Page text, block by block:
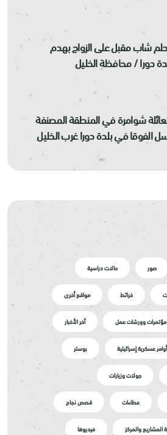
شاب مقبل على الزواج بهدم
دورا / محافظة الخليل
شوامرة في المنطقة المصنفة
الفوقا في بلدة دورا غرب الخليل
صور حالات دراسية
خرائط مواقع أخرى
مؤتمرات وورشات عمل آخر الأخبار
أوامر عسكرية إسرائيلية بوستر
جولات وزيارات
عطاءات قصص نجاح
والمركز فيديوها